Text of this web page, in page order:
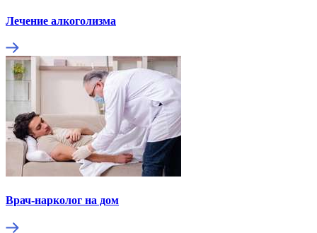
Лечение алкоголизма
Врач-нарколог на дом